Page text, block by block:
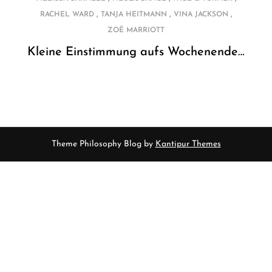
RACHEL WARD, TANJA HEITMANN , VINA JACKSON ,
ZOË MARRIOTT
Kleine Einstimmung aufs Wochenende…
Theme Philosophy Blog by Kantipur Themes